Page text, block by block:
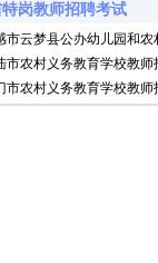
岗教师招聘考试
市云梦县公办幼儿园和农
市农村义务教育学校教
市农村义务教育学校教师